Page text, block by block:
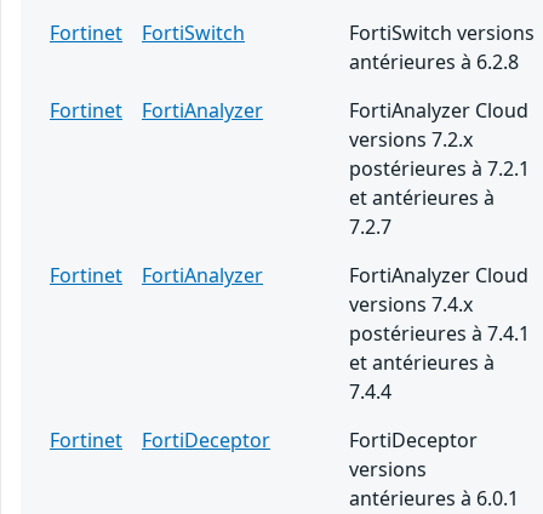
Fortinet
FortiSwitch
FortiSwitch versions
antérieures à 6.2.8
Fortinet
FortiAnalyzer
FortiAnalyzer Cloud
versions 7.2.x
postérieures à 7.2.1
et antérieures à
7.2.7
Fortinet
FortiAnalyzer
FortiAnalyzer Cloud
versions 7.4.x
postérieures à 7.4.1
et antérieures à
7.4.4
Fortinet
FortiDeceptor
FortiDeceptor
versions
antérieures à 6.0.1